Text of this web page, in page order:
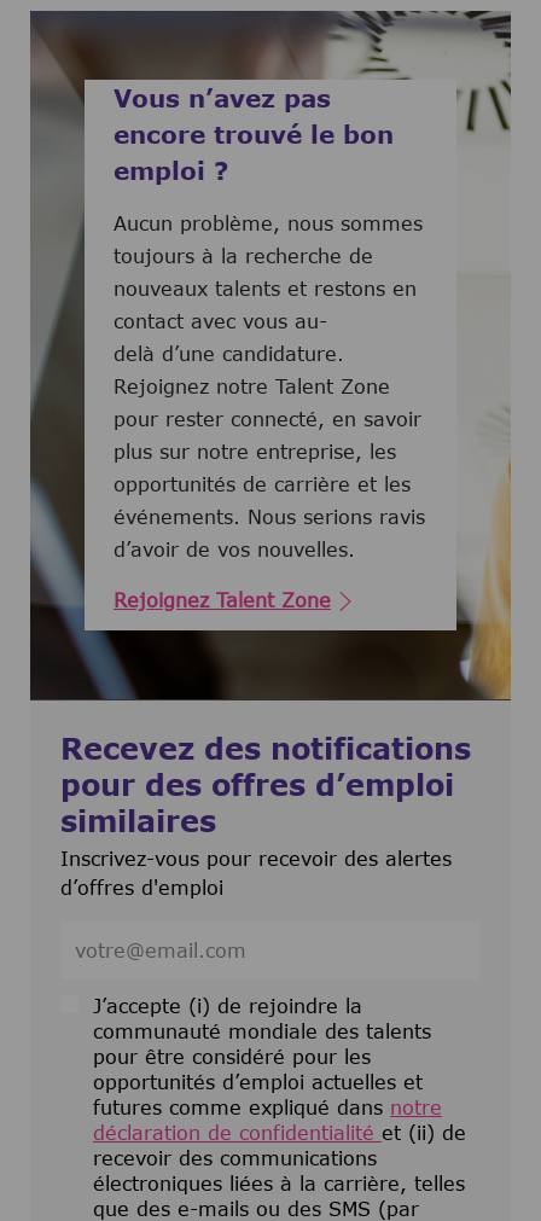
Vous n’avez pas
encore trouvé le bon
emploi ?
Aucun problème, nous sommes
toujours à la recherche de
nouveaux talents et restons en
contact avec vous au-
delà d’une candidature.
Rejoignez notre Talent Zone
pour rester connecté, en savoir
plus sur notre entreprise, les
opportunités de carrière et les
événements. Nous serions ravis
d’avoir de vos nouvelles.
Rejoignez Talent Zone
Recevez des notifications
pour des offres d’emploi
similaires
Inscrivez-vous pour recevoir des alertes
d’offres d'emploi
J’accepte (i) de rejoindre la
communauté mondiale des talents
pour être considéré pour les
opportunités d’emploi actuelles et
futures comme expliqué dans notre
déclaration de confidentialité et (ii) de
recevoir des communications
électroniques liées à la carrière, telles
que des e-mails ou des SMS (par